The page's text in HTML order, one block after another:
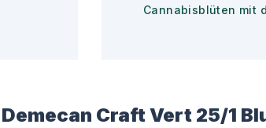
Cannabisblüten mit
Demecan Craft Vert 25/1